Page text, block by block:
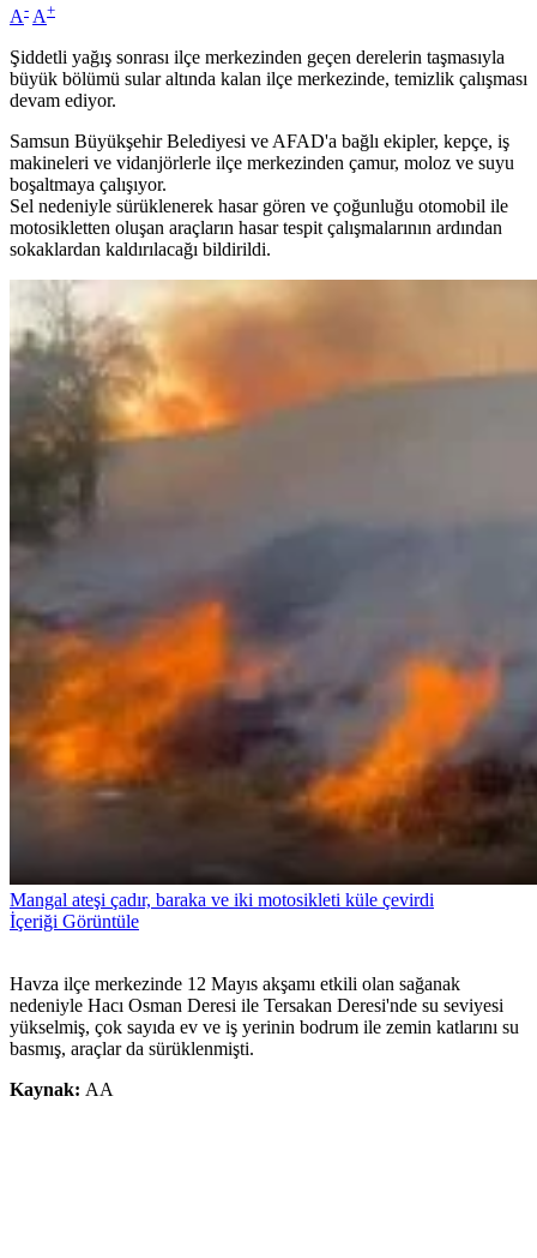
A- A+
Şiddetli yağış sonrası ilçe merkezinden geçen derelerin taşmasıyla
büyük bölümü sular altında kalan ilçe merkezinde, temizlik çalışması
devam ediyor.
Samsun Büyükşehir Belediyesi ve AFAD'a bağlı ekipler, kepçe, iş
makineleri ve vidanjörlerle ilçe merkezinden çamur, moloz ve suyu
boşaltmaya çalışıyor.
Sel nedeniyle sürüklenerek hasar gören ve çoğunluğu otomobil ile
motosikletten oluşan araçların hasar tespit çalışmalarının ardından
sokaklardan kaldırılacağı bildirildi.
Mangal ateşi çadır, baraka ve iki motosikleti küle çevirdi
İçeriği Görüntüle
Havza ilçe merkezinde 12 Mayıs akşamı etkili olan sağanak
nedeniyle Hacı Osman Deresi ile Tersakan Deresi'nde su seviyesi
yükselmiş, çok sayıda ev ve iş yerinin bodrum ile zemin katlarını su
basmış, araçlar da sürüklenmişti.
Kaynak: AA